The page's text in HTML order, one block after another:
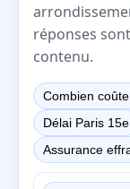
réponses
contenu.
Combien
Délai Paris 15e
Assurance